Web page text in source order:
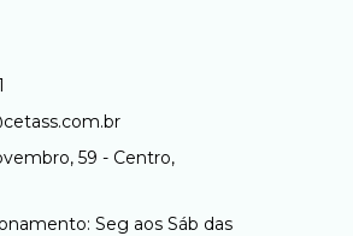
59 - Centro,
Seg aos Sáb das